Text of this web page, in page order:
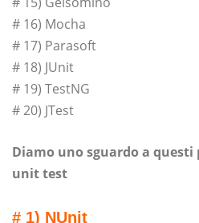
# 16) Mocha
# 17) Parasoft
# 18) JUnit
# 19) TestNG
# 20) JTest
Diamo uno sguardo a
unit test
# 1) NUnit